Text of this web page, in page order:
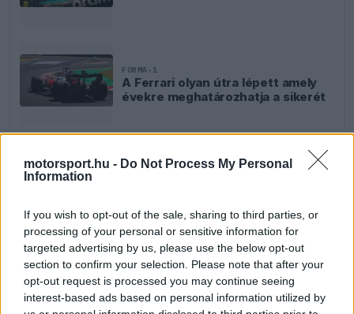
motorsport.hu - Do Not Process My Personal
Information
If you wish to opt-out of the sale, sharing to third parties, or
processing of your personal or sensitive information for
targeted advertising by us, please use the below opt-out
section to confirm your selection. Please note that after your
opt-out request is processed you may continue seeing
interest-based ads based on personal information utilized by
FORMA-1
A Ferrari olyan útra lépett amely
évekre meghatározhatja a sikerét
FORMA-1